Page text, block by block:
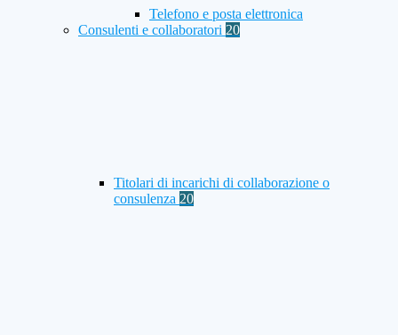
Telefono e posta elettronica
Consulenti e collaboratori 20
Titolari di incarichi di collaborazione o
consulenza 20